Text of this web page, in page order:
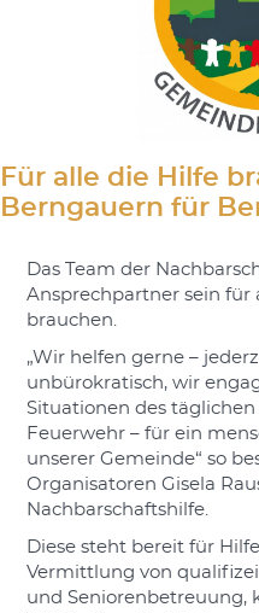
Für alle die Hilfe
Berngauern für
Das Team der
Ansprechpartner sein für
brauchen.
„Wir helfen gerne –
unbürokratisch, wir
Situationen des täglichen
Feuerwehr – für ein
unserer Gemeinde“ so
Organisatoren Gisela
Nachbarschaftshilfe.
Diese steht bereit für
Vermittlung von
und Seniorenbetreuung,